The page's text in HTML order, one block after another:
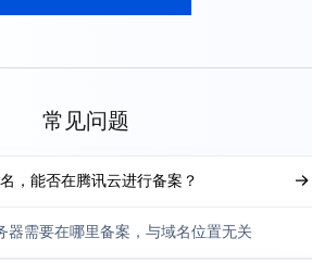
常见问题
，能否在腾讯云进行备案？
器需要在哪里备案，与域名位置无关